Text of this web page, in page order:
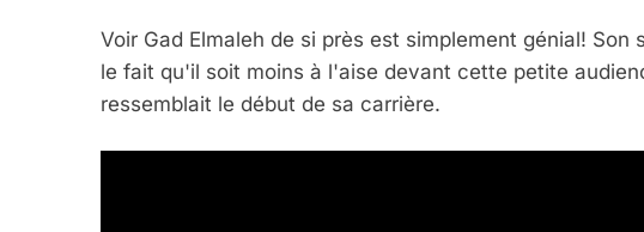
Voir Gad Elmaleh de si près est simplement génial!
le fait qu'il soit moins à l'aise devant cette petite
ressemblait le début de sa carrière.